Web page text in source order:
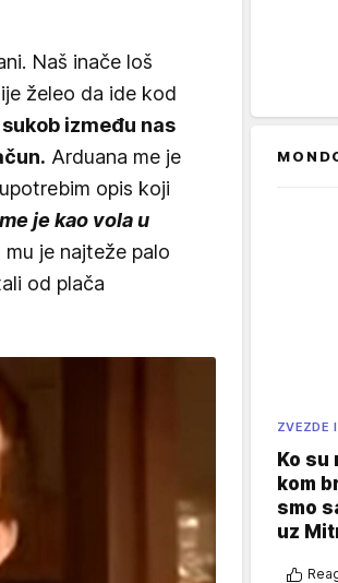
Naš inače loš
želeo da ide kod
između nas
Arduana me je
opis koji
je kao vola u
je najteže palo
od plača
ZVEZDE
Ko su
kom
smo
uz